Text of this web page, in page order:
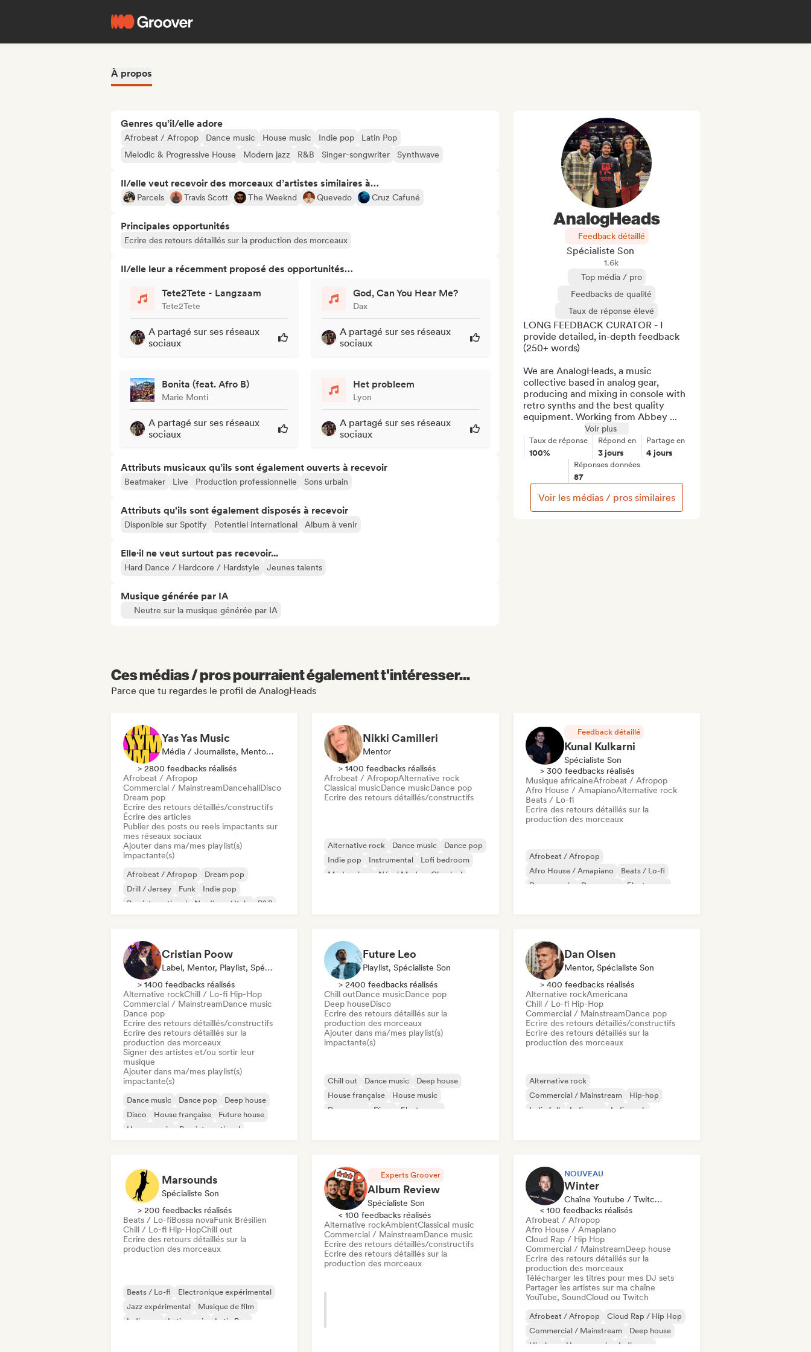
À propos
Genres qu’il/elle adore
Afrobeat / Afropop Dance music House music Indie pop
Latin Pop
Melodic & Progressive House
Modern jazz R&B Singer-songwriter Synthwave
Il/elle veut recevoir des morceaux d’artistes similaires à…
Parcels Travis Scott The Weeknd Quevedo Cruz Cafuné
Principales opportunités
Ecrire des retours détaillés sur la production des morceaux
Il/elle leur a récemment proposé des opportunités…
Tete2Tete - Langzaam
Tete2Tete
A partagé sur ses réseaux
sociaux
God, Can You Hear Me?
Dax
A partagé sur ses réseaux
sociaux
Bonita (feat. Afro B)
Marie Monti
A partagé sur ses réseaux
sociaux
Het probleem
Lyon
A partagé sur ses réseaux
sociaux
Attributs musicaux qu’ils sont également ouverts à recevoir
Beatmaker Live Production professionnelle Sons urbain
Attributs qu'ils sont également disposés à recevoir
Disponible sur Spotify Potentiel international Album à venir
Elle·il ne veut surtout pas recevoir...
Hard Dance / Hardcore / Hardstyle Jeunes talents
Musique générée par IA
Neutre sur la musique générée par IA
AnalogHeads
Feedback détaillé
Spécialiste Son
1.6k
Top média / pro
Feedbacks de qualité
Taux de réponse élevé
LONG FEEDBACK CURATOR - I
provide detailed, in-depth feedback
(250+ words)
We are AnalogHeads, a music
collective based in analog gear,
producing and mixing in console with
retro synths and the best quality
equipment. Working from Abbey ...
Voir plus
Taux de réponse
100%
Répond en
3 jours
Partage en
4 jours
Réponses données
87
Voir les médias / pros similaires
Ces médias / pros pourraient également t'intéresser...
Parce que tu regardes le profil de AnalogHeads
Yas Yas Music
Média / Journaliste, Mentor, Playlist, Influenceur·euse Sur Les Réseaux Sociaux
> 2800 feedbacks réalisés
Afrobeat / Afropop
Commercial / MainstreamDancehallDisco
Dream pop
Ecrire des retours détaillés/constructifs
Écrire des articles
Publier des posts ou reels impactants sur
mes réseaux sociaux
Ajouter dans ma/mes playlist(s)
impactante(s)
Afrobeat / Afropop
Dream pop
Drill / Jersey
Funk
Indie pop
Rap international
Nu-disco / Italo R&B
Nikki Camilleri
Mentor
> 1400 feedbacks réalisés
Afrobeat / AfropopAlternative rock
Classical musicDance musicDance pop
Ecrire des retours détaillés/constructifs
Alternative rock Dance music
Dance pop
Indie pop
Instrumental
Lofi bedroom
Modern jazz
Néo / Modern Classical
Feedback détaillé
Kunal Kulkarni
Spécialiste Son
> 300 feedbacks réalisés
Musique africaineAfrobeat / Afropop
Afro House / AmapianoAlternative rock
Beats / Lo-fi
Ecrire des retours détaillés sur la
production des morceaux
Afrobeat / Afropop
Afro House / Amapiano
Beats / Lo-fi
Dance music
Dance pop
Electropop
Cristian Poow
Label, Mentor, Playlist, Spécialiste Son
> 1400 feedbacks réalisés
Alternative rockChill / Lo-fi Hip-Hop
Commercial / MainstreamDance music
Dance pop
Ecrire des retours détaillés/constructifs
Ecrire des retours détaillés sur la
production des morceaux
Signer des artistes et/ou sortir leur
musique
Ajouter dans ma/mes playlist(s)
impactante(s)
Dance music Dance pop
Deep house
Disco
House française
Future house
House music
Pop international
Future Leo
Playlist, Spécialiste Son
> 2400 feedbacks réalisés
Chill outDance musicDance pop
Deep houseDisco
Ecrire des retours détaillés sur la
production des morceaux
Ajouter dans ma/mes playlist(s)
impactante(s)
Chill out Dance music
Deep house
House française
House music
Dance pop
Disco Electropop
Dan Olsen
Mentor, Spécialiste Son
> 400 feedbacks réalisés
Alternative rockAmericana
Chill / Lo-fi Hip-Hop
Commercial / MainstreamDance pop
Ecrire des retours détaillés/constructifs
Ecrire des retours détaillés sur la
production des morceaux
Alternative rock
Commercial / Mainstream
Hip-hop
Indie folk
Indie pop
Indie rock
Marsounds
Spécialiste Son
> 200 feedbacks réalisés
Beats / Lo-fiBossa novaFunk Brésilien
Chill / Lo-fi Hip-HopChill out
Ecrire des retours détaillés sur la
production des morceaux
Beats / Lo-fi
Electronique expérimental
Jazz expérimental
Musique de film
Indie pop
Latin music
Latin Pop
Experts Groover
Album Review
Spécialiste Son
< 100 feedbacks réalisés
Alternative rockAmbientClassical music
Commercial / MainstreamDance music
Ecrire des retours détaillés/constructifs
Ecrire des retours détaillés sur la
production des morceaux
NOUVEAU
Winter
Chaîne Youtube / Twitch, DJ Sélectionné·e, Spécialiste Son
< 100 feedbacks réalisés
Afrobeat / Afropop
Afro House / Amapiano
Cloud Rap / Hip Hop
Commercial / MainstreamDeep house
Ecrire des retours détaillés sur la
production des morceaux
Télécharger les titres pour mes DJ sets
Partager les artistes sur ma chaîne
YouTube, SoundCloud ou Twitch
Afrobeat / Afropop
Cloud Rap / Hip Hop
Commercial / Mainstream
Deep house
Hip-hop
House music Indie pop